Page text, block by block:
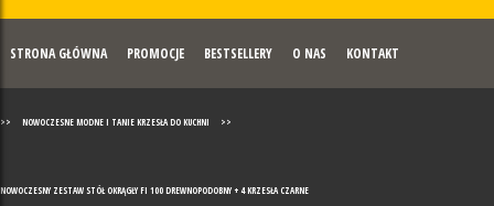
STRONA GŁÓWNA PROMOCJE BESTSELLERY O NAS KONTAKT
>> NOWOCZESNE MODNE I TANIE KRZESŁA DO KUCHNI >>
NOWOCZESNY ZESTAW STÓŁ OKRĄGŁY FI 100 DREWNOPODOBNY + 4 KRZESŁA CZARNE